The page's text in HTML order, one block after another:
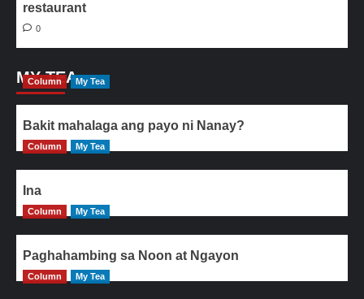
restaurant
0
MY TEA
Column My Tea
Bakit mahalaga ang payo ni Nanay?
Column My Tea
Ina
Column My Tea
Paghahambing sa Noon at Ngayon
Column My Tea